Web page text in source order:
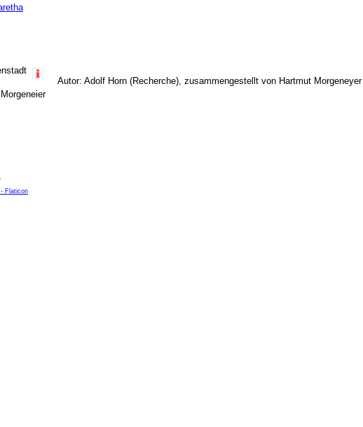
Autor: Adolf Horn (Recherche), zusammengestellt von Hartmut Morgeneyer
Flaticon